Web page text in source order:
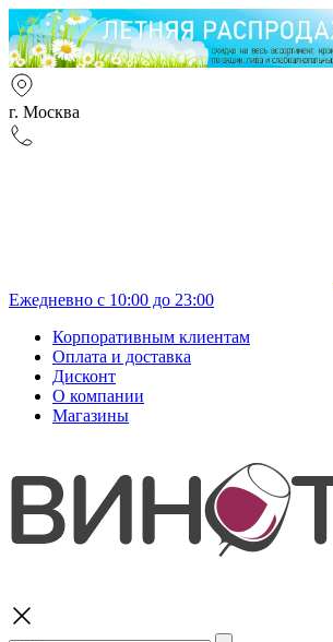
г. Москва
Ежедневно с 10:00 до 23:00
Корпоративным клиентам
Оплата и доставка
Дисконт
О компании
Магазины